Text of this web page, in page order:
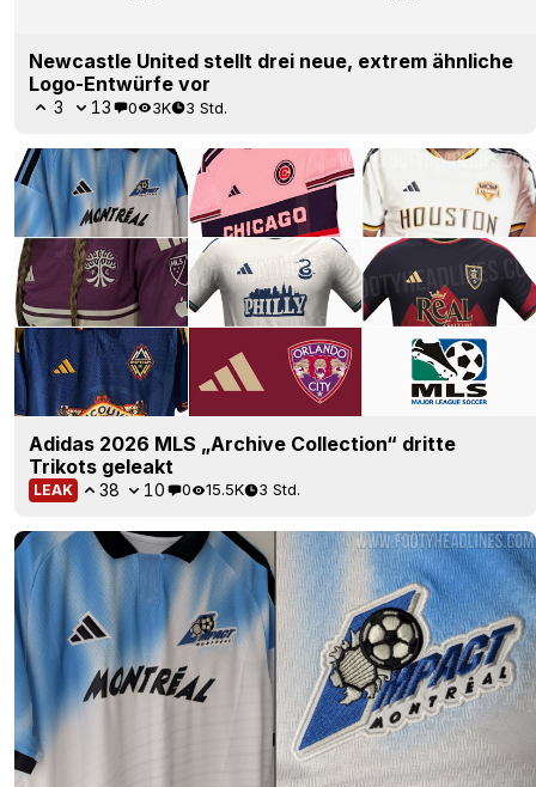
Newcastle United stellt drei neue, extrem ähnliche
Logo-Entwürfe vor
3 13 0 3K 3 Std.
Adidas 2026 MLS „Archive Collection“ dritte
Trikots geleakt
LEAK 38 10 0 15.5K 3 Std.